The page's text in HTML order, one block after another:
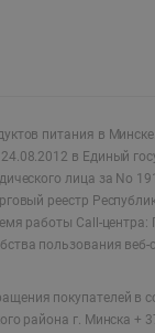
питания в Минске.
в Единый
лица за No
реестр
работы Call-центра:
пользования веб-
покупателей в
района г. Минска +